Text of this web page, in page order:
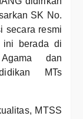
SK No.
secara resmi
ini berada di
dan
MTs
MTSS